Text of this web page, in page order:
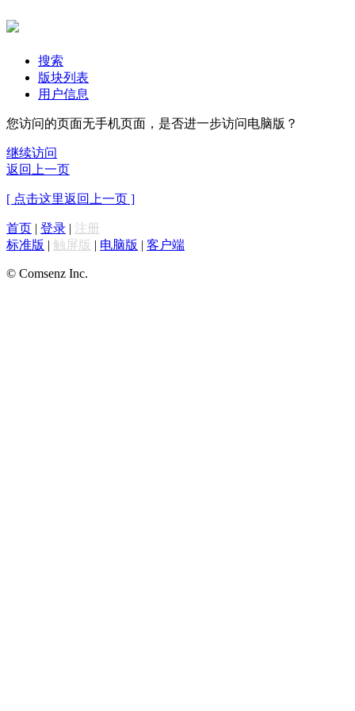
搜索
版块列表
用户信息
您访问的页面无手机页面，是否进一步访问电脑版？
继续访问
返回上一页
[ 点击这里返回上一页 ]
首页 | 登录 | 注册
标准版 | 触屏版 | 电脑版 | 客户端
© Comsenz Inc.